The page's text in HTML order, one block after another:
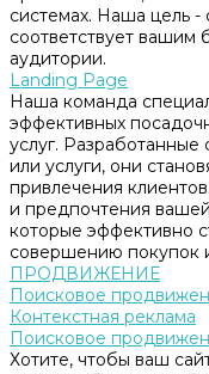
системах. Наша цель -
соответствует
аудитории.
Landing Page
Наша команда
эффективных
услуг.
или услуги, они
привлечения
и предпочтения
которые эффективно
совершению покупок
ПРОДВИЖЕНИЕ
Поисковое
Контекстная реклама
Поисковое
Хотите, чтобы ваш